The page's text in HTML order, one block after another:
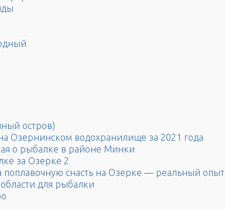
остров)
Озернинском водохранилище за 2021 года
о рыбалке в районе Минки
за Озерке 2
поплавочную снасть на Озерке — реальный опыт
для рыбалки